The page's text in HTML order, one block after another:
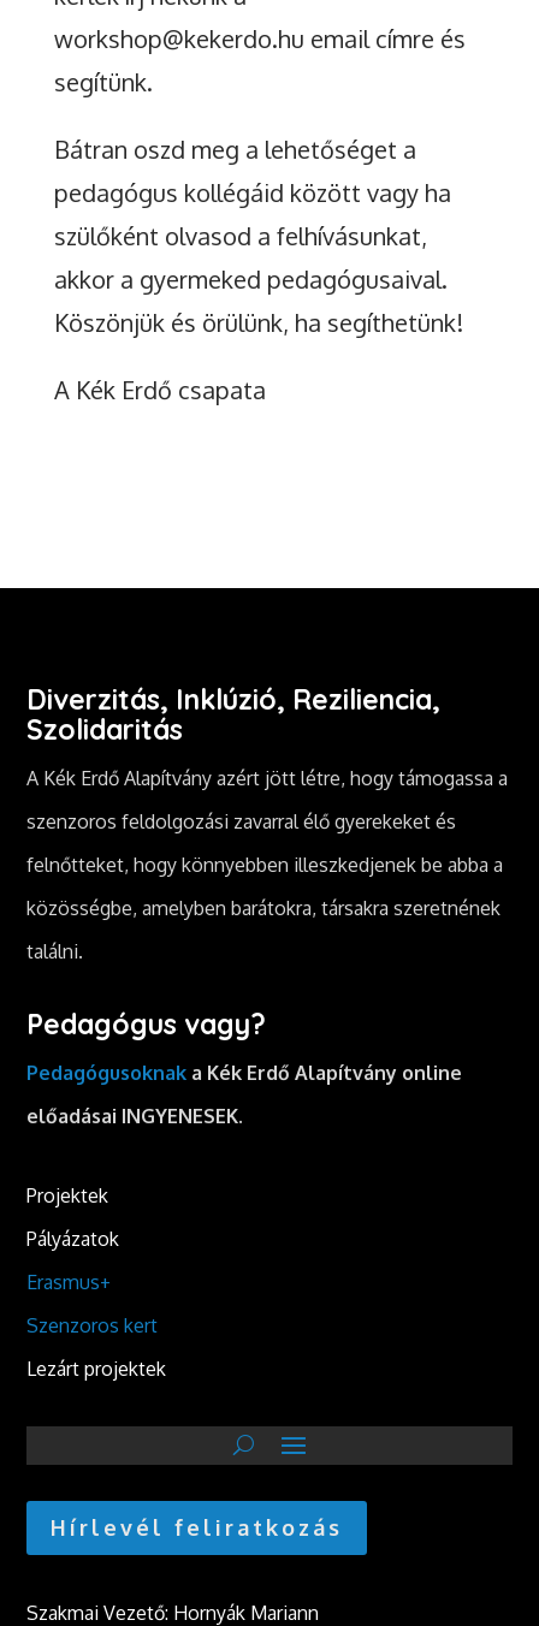
workshop@kekerdo.hu email címre és
segítünk.
Bátran oszd meg a lehetőséget a
pedagógus kollégáid között vagy ha
szülőként olvasod a felhívásunkat,
akkor a gyermeked pedagógusaival.
Köszönjük és örülünk, ha segíthetünk!
A Kék Erdő csapata
Diverzitás, Inklúzió, Reziliencia,
Szolidaritás
A Kék Erdő Alapítvány azért jött létre, hogy támogassa a
szenzoros feldolgozási zavarral élő gyerekeket és
felnőtteket, hogy könnyebben illeszkedjenek be abba a
közösségbe, amelyben barátokra, társakra szeretnének
találni.
Pedagógus vagy?
Pedagógusoknak a Kék Erdő Alapítvány online
előadásai INGYENESEK.
Projektek
Pályázatok
Erasmus+
Szenzoros kert
Lezárt projektek
Hírlevél feliratkozás
Szakmai Vezető: Hornyák Mariann